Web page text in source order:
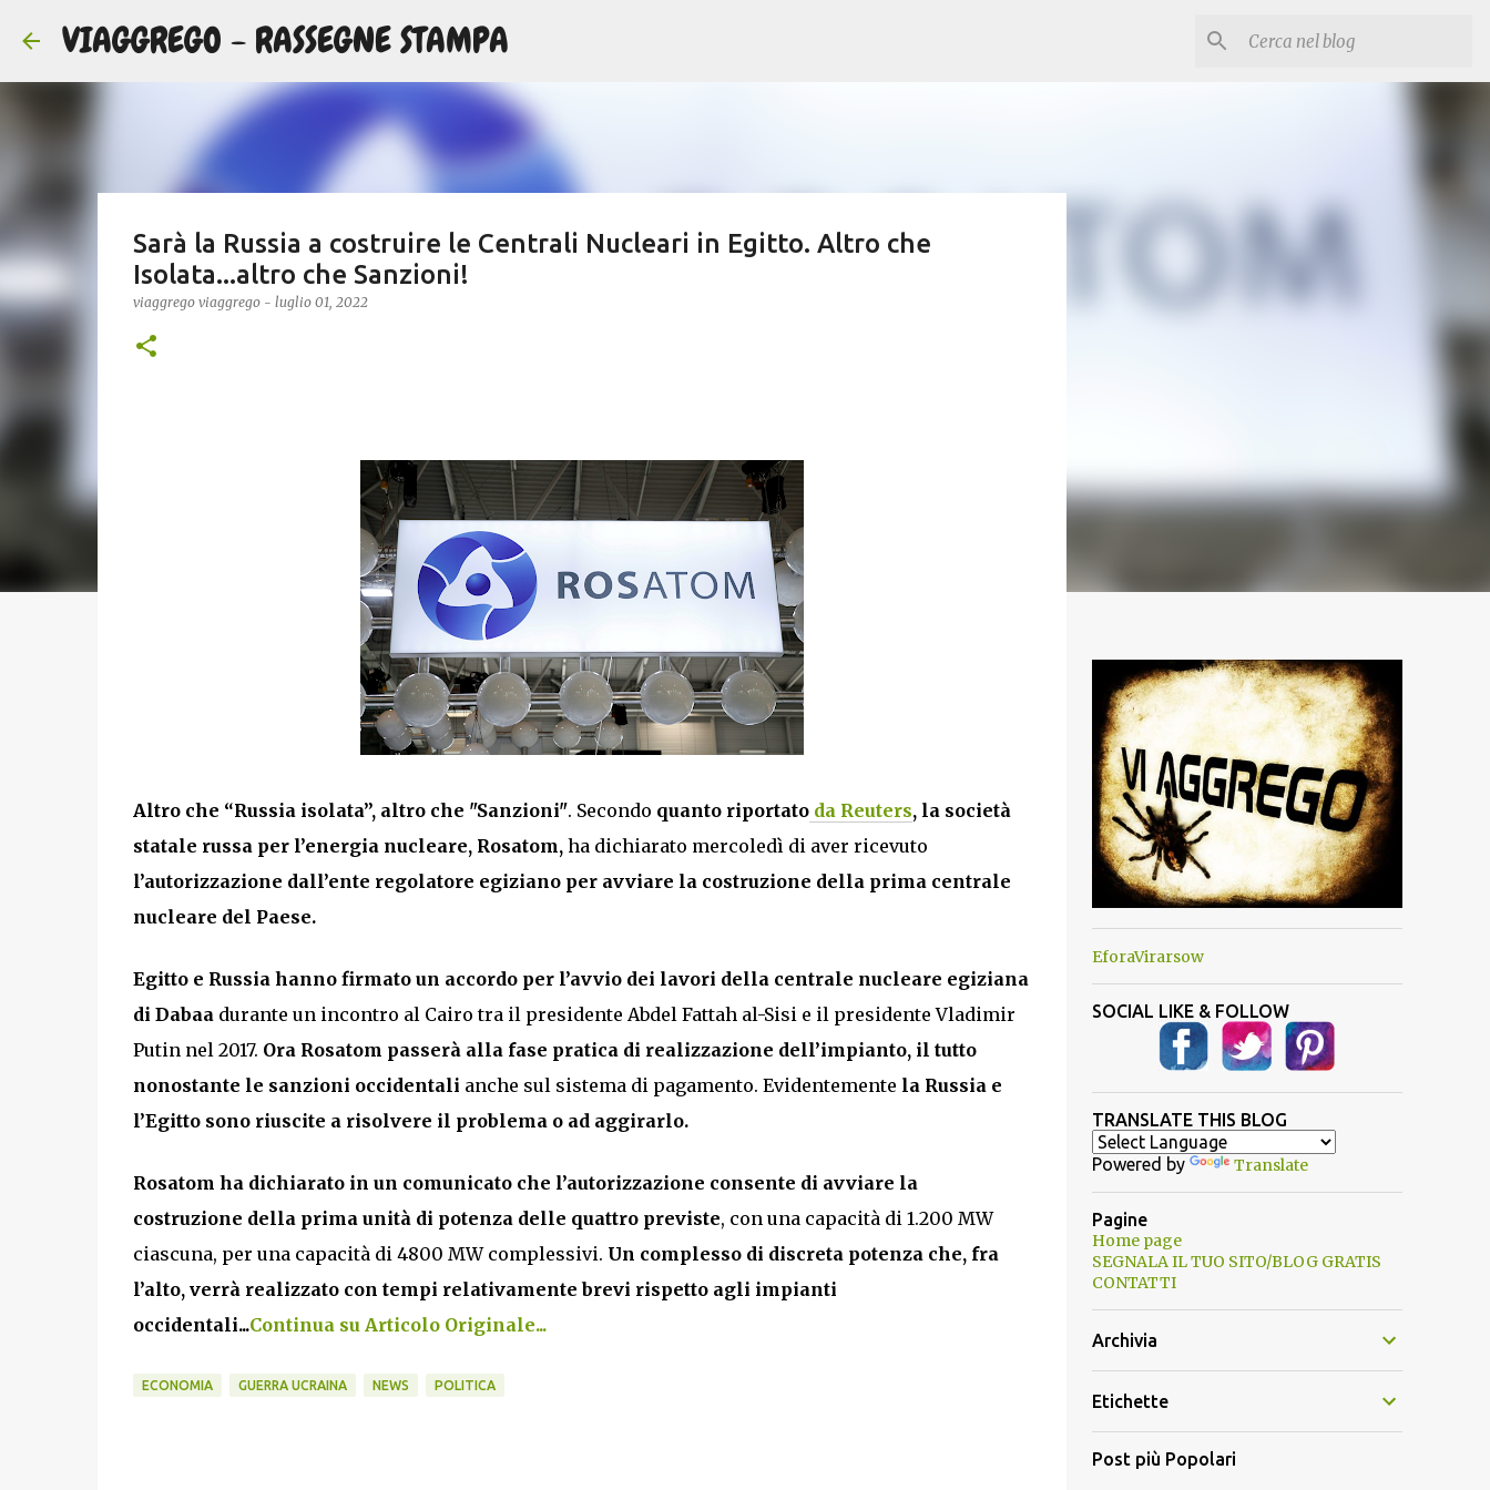
VIAGGREGO - RASSEGNE STAMPA
Sarà la Russia a costruire le Centrali Nucleari in Egitto. Altro che
Isolata...altro che Sanzioni!
viaggrego viaggrego - luglio 01, 2022
Altro che “Russia isolata”, altro che "Sanzioni". Secondo quanto riportatoda Reuters, la società
statale russa per l’energia nucleare, Rosatom,ha dichiarato mercoledì di aver ricevuto
l’autorizzazione dall’ente regolatore egiziano per avviare la costruzione della prima centrale
nucleare del Paese.
Egitto e Russia hanno firmato un accordo per l’avvio dei lavori della centrale nucleare egiziana
di Dabaadurante un incontro al Cairo tra il presidente Abdel Fattah al-Sisi e il presidente Vladimir
Putin nel 2017. Ora Rosatom passerà alla fase pratica di realizzazione dell’impianto, il tutto
nonostante le sanzioni occidentali anche sul sistema di pagamento. Evidentemente la Russia e
l’Egitto sono riuscite a risolvere il problema o ad aggirarlo.
Rosatom ha dichiarato in un comunicato che l’autorizzazione consente di avviare la
costruzione della prima unità di potenza delle quattro previste, con una capacità di 1.200 MW
ciascuna, per una capacità di 4800 MW complessivi. Un complesso di discreta potenza che, fra
l’alto, verrà realizzato con tempi relativamente brevi rispetto agli impianti
occidentali...Continua su Articolo Originale...
ECONOMIA GUERRA UCRAINA NEWS POLITICA
EforaVirarsow
SOCIAL LIKE & FOLLOW
TRANSLATE THIS BLOG
Powered by Translate
Pagine
Home page
SEGNALA IL TUO SITO/BLOG GRATIS
CONTATTI
Archivia
Etichette
Post più Popolari